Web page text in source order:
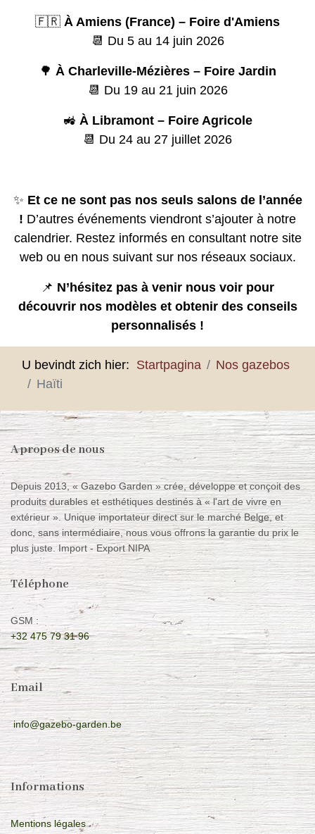
🇫🇷 À Amiens (France) – Foire d'Amiens
📆 Du 5 au 14 juin 2026
🌳 À Charleville-Mézières – Foire Jardin
📆 Du 19 au 21 juin 2026
🚜 À Libramont – Foire Agricole
📆 Du 24 au 27 juillet 2026
✨ Et ce ne sont pas nos seuls salons de l’année
! D’autres événements viendront s’ajouter à notre
calendrier. Restez informés en consultant notre site
web ou en nous suivant sur nos réseaux sociaux.
📌 N’hésitez pas à venir nous voir pour
découvrir nos modèles et obtenir des conseils
personnalisés !
U bevindt zich hier: Startpagina
Nos gazebos
Haïti
A propos de nous
Depuis 2013, « Gazebo Garden » crée, développe et conçoit des
produits durables et esthétiques destinés à « l'art de vivre en
extérieur ». Unique importateur direct sur le marché Belge, et
donc, sans intermédiaire, nous vous offrons la garantie du prix le
plus juste. Import - Export NIPA
Téléphone
GSM :
+32 475 79 31 96
Email
info@gazebo-garden.be
Informations
Mentions légales